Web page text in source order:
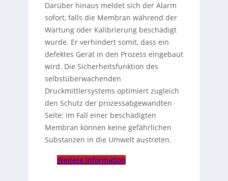
Darüber hinaus meldet sich der Alarm
sofort, falls die Membran während der
Wartung oder Kalibrierung beschädigt
wurde. Er verhindert somit, dass ein
defektes Gerät in den Prozess eingebaut
wird. Die Sicherheitsfunktion des
selbstüberwachenden
Druckmittlersystems optimiert zugleich
den Schutz der prozessabgewandten
Seite: Im Fall einer beschädigten
Membran können keine gefährlichen
Substanzen in die Umwelt austreten.
Weitere Information